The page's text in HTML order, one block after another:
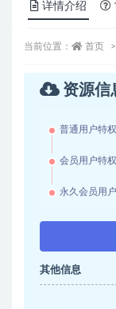
详情介绍
当前位置： 首页
资源信
普通用户特权
会员用户特权
永久会员用
其他信息